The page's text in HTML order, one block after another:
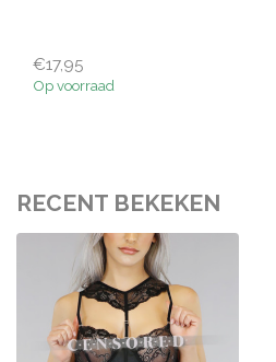
€17,95
Op voorraad
RECENT BEKEKEN